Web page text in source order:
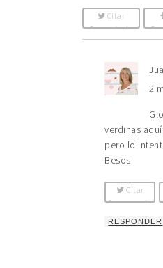
Citar
Comentario
2
verdinas
pero lo
Besos
Citar
Comentario
RESPONDER